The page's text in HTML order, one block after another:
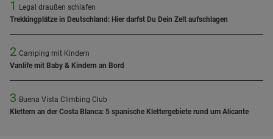
1
Legal draußen schlafen
Trekkingplätze in Deutschland: Hier darfst Du Dein Zelt aufschlagen
2 Camping mit Kindern
Vanlife mit Baby & Kindern an Bord
3 Buena Vista Climbing Club
Klettern an der Costa Blanca: 5 spanische Klettergebiete rund um Alicante